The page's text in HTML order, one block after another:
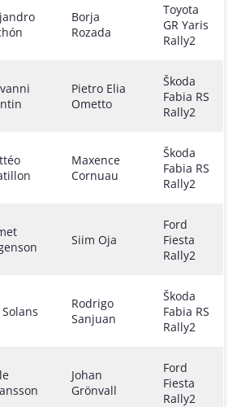
Borja
Rozada
Toyota
GR Yaris
Rally2
Pietro Elia
Ometto
Škoda
Fabia RS
Rally2
Maxence
Cornuau
Škoda
Fabia RS
Rally2
Siim Oja
Ford
Fiesta
Rally2
Solans
Rodrigo
Sanjuan
Škoda
Fabia RS
Rally2
Johan
Grönvall
Ford
Fiesta
Rally2